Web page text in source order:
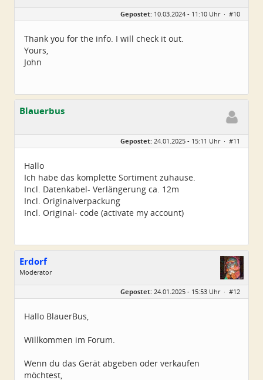
Beiträge:
2
Gepostet: 10.03.2024 - 11:10 Uhr · #10
Thank you for the info. I will check it out.
Yours,
John
Blauerbus
Geschlecht:
keine Angabe
Beiträge:
1
Gepostet: 24.01.2025 - 15:11 Uhr · #11
Hallo
Ich habe das komplette Sortiment zuhause.
Incl. Datenkabel- Verlängerung ca. 12m
Incl. Originalverpackung
Incl. Original- code (activate my account)
Erdorf
Moderator
Beiträge:
3538
Gepostet: 24.01.2025 - 15:53 Uhr · #12
Hallo BlauerBus,
Willkommen im Forum.
Wenn du das Gerät abgeben oder verkaufen
möchtest,